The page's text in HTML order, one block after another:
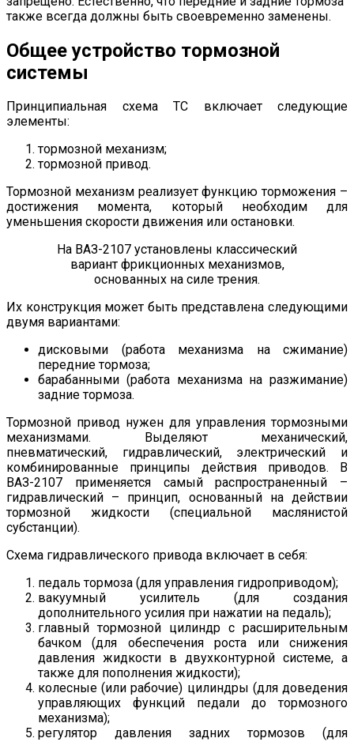
также всегда должны быть своевременно заменены.
Общее устройство тормозной
системы
Принципиальная схема ТС включает следующие
элементы:
тормозной механизм;
тормозной привод.
Тормозной механизм реализует функцию торможения –
достижения момента, который необходим для
уменьшения скорости движения или остановки.
На ВАЗ-2107 установлены классический
вариант фрикционных механизмов,
основанных на силе трения.
Их конструкция может быть представлена следующими
двумя вариантами:
дисковыми (работа механизма на сжимание)
передние тормоза;
барабанными (работа механизма на разжимание)
задние тормоза.
Тормозной привод нужен для управления тормозными
механизмами. Выделяют механический,
пневматический, гидравлический, электрический и
комбинированные принципы действия приводов. В
ВАЗ-2107 применяется самый распространенный –
гидравлический – принцип, основанный на действии
тормозной жидкости (специальной маслянистой
субстанции).
Схема гидравлического привода включает в себя:
педаль тормоза (для управления гидроприводом);
вакуумный усилитель (для создания
дополнительного усилия при нажатии на педаль);
главный тормозной цилиндр с расширительным
бачком (для обеспечения роста или снижения
давления жидкости в двухконтурной системе, а
также для пополнения жидкости);
колесные (или рабочие) цилиндры (для доведения
управляющих функций педали до тормозного
механизма);
регулятор давления задних тормозов (для